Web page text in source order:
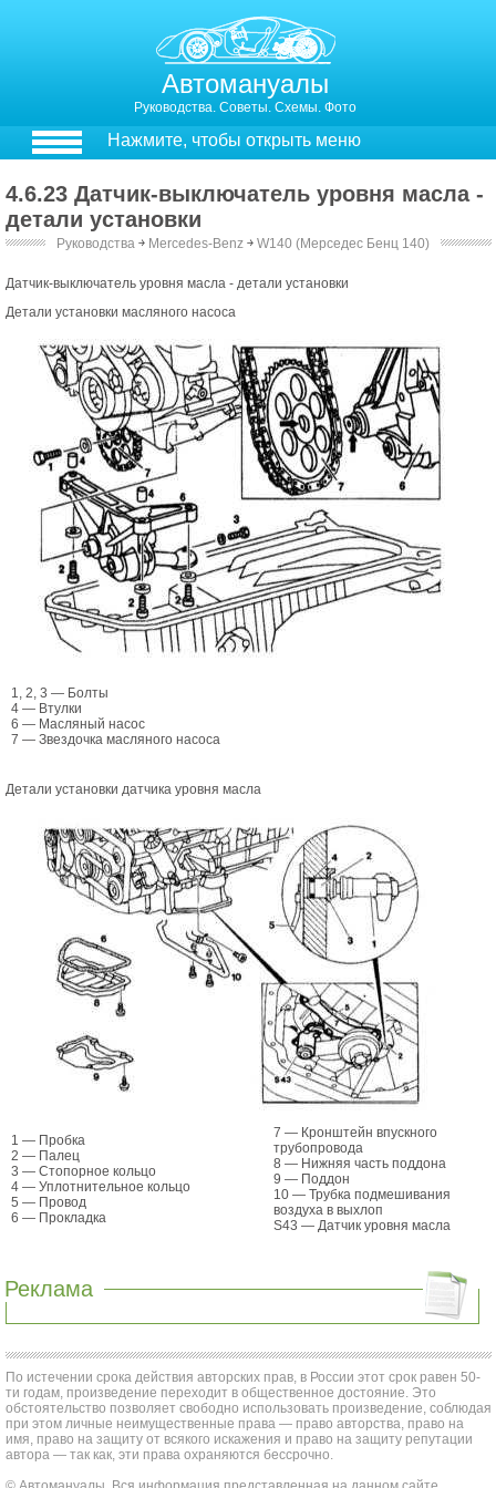
Автомануалы
Руководства. Советы. Схемы. Фото
Нажмите, чтобы открыть меню
4.6.23 Датчик-выключатель уровня масла -
детали установки
Руководства ￫ Mercedes-Benz ￫ W140 (Мерседес Бенц 140)
Датчик-выключатель уровня масла - детали установки
Детали установки масляного насоса
1, 2, 3 — Болты
4 — Втулки
6 — Масляный насос
7 — Звездочка масляного насоса
Детали установки датчика уровня масла
1 — Пробка
2 — Палец
3 — Стопорное кольцо
4 — Уплотнительное кольцо
5 — Провод
6 — Прокладка
7 — Кронштейн впускного
трубопровода
8 — Нижняя часть поддона
9 — Поддон
10 — Трубка подмешивания
воздуха в выхлоп
S43 — Датчик уровня масла
Реклама
По истечении срока действия авторских прав, в России этот срок равен 50-
ти годам, произведение переходит в общественное достояние. Это
обстоятельство позволяет свободно использовать произведение, соблюдая
при этом личные неимущественные права — право авторства, право на
имя, право на защиту от всякого искажения и право на защиту репутации
автора — так как, эти права охраняются бессрочно.